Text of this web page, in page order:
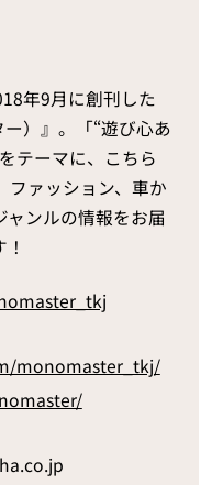
年9月に創刊した
）』。「“遊び心あ
テーマに、こちら
ファッション、車か
ンルの情報をお届
monomaster_tkj/